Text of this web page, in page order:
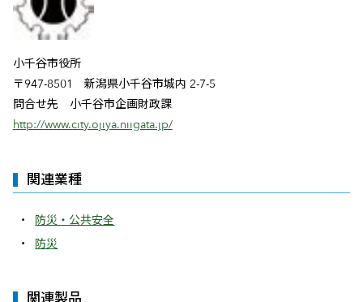
小千谷市役所
〒947-8501 新潟県小千谷市城内 2-7-5
問合せ先 小千谷市企画財政課
http://www.city.ojiya.niigata.jp/
関連業種
防災・公共安全
防災
関連製品